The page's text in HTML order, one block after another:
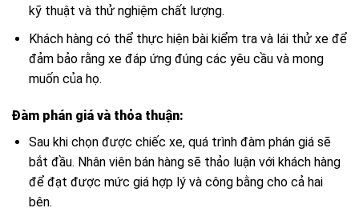
kỹ thuật và thử nghiệm chất lượng.
Khách hàng có thể thực hiện bài kiểm tra và lái thử xe để
đảm bảo rằng xe đáp ứng đúng các yêu cầu và mong
muốn của họ.
Đàm phán giá và thỏa thuận:
Sau khi chọn được chiếc xe, quá trình đàm phán giá sẽ
bắt đầu. Nhân viên bán hàng sẽ thảo luận với khách hàng
để đạt được mức giá hợp lý và công bằng cho cả hai
bên.